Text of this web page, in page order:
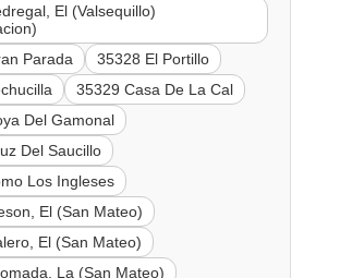
El (Valsequillo)
Parada
35328 El Portillo
35329 Casa De La Cal
Del Gamonal
Del Saucillo
Los Ingleses
El (San Mateo)
El (San Mateo)
La (San Mateo)